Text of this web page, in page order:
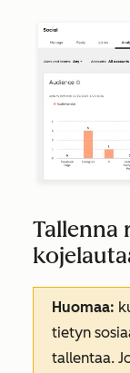
Tallenna
Huomaa:
tietyn
tallentaa.